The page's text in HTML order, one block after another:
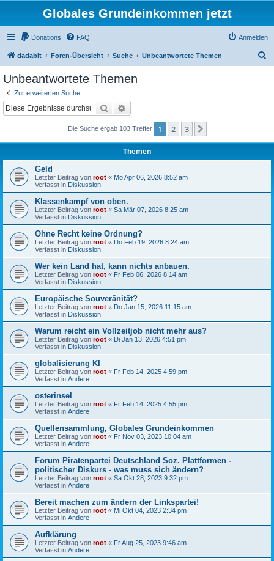
Globales Grundeinkommen jetzt
Donations FAQ Anmelden
dadabit Foren-Übersicht Suche Unbeantwortete Themen
Unbeantwortete Themen
Zur erweiterten Suche
Suche
Die Suche ergab 103 Treffer 1 2 3
Themen
Geld
Letzter Beitrag von root « Mo Apr 06, 2026 8:52 am
Verfasst in Diskussion
Klassenkampf von oben.
Letzter Beitrag von root « Sa Mär 07, 2026 8:25 am
Verfasst in Diskussion
Ohne Recht keine Ordnung?
Letzter Beitrag von root « Do Feb 19, 2026 8:24 am
Verfasst in Diskussion
Wer kein Land hat, kann nichts anbauen.
Letzter Beitrag von root « Fr Feb 06, 2026 8:14 am
Verfasst in Diskussion
Europäische Souveränität?
Letzter Beitrag von root « Do Jan 15, 2026 11:15 am
Verfasst in Diskussion
Warum reicht ein Vollzeitjob nicht mehr aus?
Letzter Beitrag von root « Di Jan 13, 2026 4:51 pm
Verfasst in Diskussion
globalisierung KI
Letzter Beitrag von root « Fr Feb 14, 2025 4:59 pm
Verfasst in Andere
osterinsel
Letzter Beitrag von root « Fr Feb 14, 2025 4:55 pm
Verfasst in Andere
Quellensammlung, Globales Grundeinkommen
Letzter Beitrag von root « Fr Nov 03, 2023 10:04 am
Verfasst in Andere
Forum Piratenpartei Deutschland Soz. Plattformen -
politischer Diskurs - was muss sich ändern?
Letzter Beitrag von root « Sa Okt 28, 2023 9:32 pm
Verfasst in Andere
Bereit machen zum ändern der Linkspartei!
Letzter Beitrag von root « Mi Okt 04, 2023 2:34 pm
Verfasst in Andere
Aufklärung
Letzter Beitrag von root « Fr Aug 25, 2023 9:46 am
Verfasst in Andere